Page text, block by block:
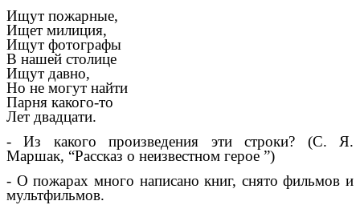
Ищут пожарные,
Ищет милиция,
Ищут фотографы
В нашей столице
Ищут давно,
Но не могут найти
Парня какого-то
Лет двадцати.
- Из какого произведения эти строки? (С. Я.
Маршак, “Рассказ о неизвестном герое ”)
- О пожарах много написано книг, снято фильмов и
мультфильмов.